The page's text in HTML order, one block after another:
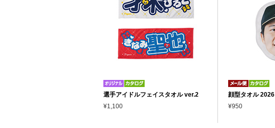
選手アイドルフェイスタオル ver.2
¥1,100
顔型タオル 2026
¥950